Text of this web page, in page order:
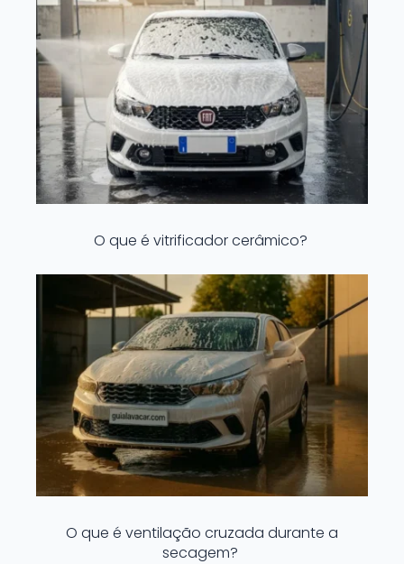
O que é vitrificador cerâmico?
O que é ventilação cruzada durante a
secagem?